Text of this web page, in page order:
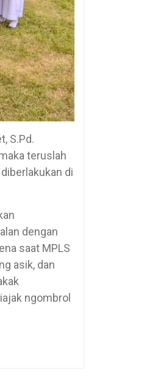
S.Pd.
teruslah
di
dengan
saat MPLS
asik, dan
ngombrol